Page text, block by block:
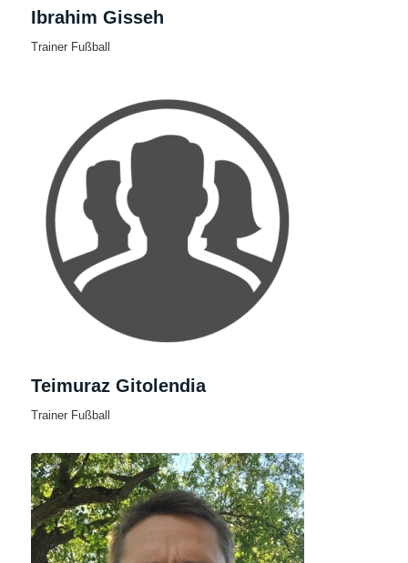
Ibrahim Gisseh
Trainer Fußball
Teimuraz Gitolendia
Trainer Fußball